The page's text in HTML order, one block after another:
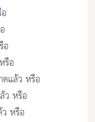
อ
รือ
แล้ว หรือ
ว หรือ
หรือ